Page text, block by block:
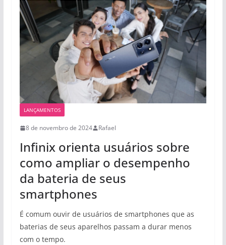
LANÇAMENTOS
8 de novembro de 2024 Rafael
Infinix orienta usuários sobre
como ampliar o desempenho
da bateria de seus
smartphones
É comum ouvir de usuários de smartphones que as
baterias de seus aparelhos passam a durar menos
com o tempo.